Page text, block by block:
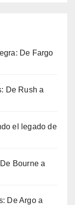
De Fargo
De Rush a
el legado de
Bourne a
De Argo a